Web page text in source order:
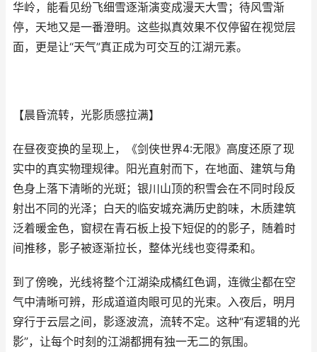
华岭，能看见纷飞细雪逐渐演变成漫天大雪；待风雪渐
停，天地又是一番澄明。这些拟真效果不仅停留在视觉层
面，更是让“天气”真正成为可交互的江湖元素。
【晨昏流转，光影质感拉满】
在昼夜变换的呈现上，《剑侠世界4:无限》高度还原了现
实中的真实物理规律。阳光直射而下，在地面、建筑与角
色身上落下清晰的光斑；银川山顶的积雪会在不同时段反
射出不同的光泽；白天的临安城充满历史韵味，木质建筑
泛着暖金色，窗棂在青石板上投下短促的的影子，随着时
间推移，影子被逐渐拉长，整体光线也变得柔和。
到了傍晚，光线将整个江湖染成橘红色调，连微尘都在空
气中清晰可辨，形成道道肉眼可见的光束。入夜后，明月
穿行于云层之间，影逐波流，流转不定。这种“有逻辑的光
影”，让每个时刻的江湖都拥有独一无二的氛围。